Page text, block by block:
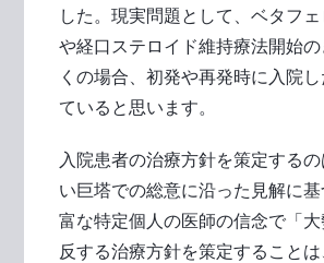
した。現実問題として、ベタフ
や経口ステロイド維持療法開始
くの場合、初発や再発時に入院
ていると思います。
入院患者の治療方針を策定する
い巨塔での総意に沿った見解に
富な特定個人の医師の信念で「
反する治療方針を策定すること